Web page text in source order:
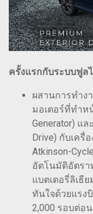
ครั้งแรกกับระบบฟูล
ผสานการทำง
มอเตอร์ที่ทำห
Generator) แ
Drive) กับเครื่
Atkinson-
อัตโนมัติอัตรา
แบตเตอรี่ลิเธี
ทันใจด้วยแรง
2,000 รอบต่อ